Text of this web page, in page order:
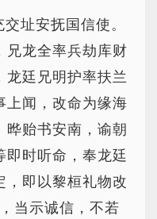
址安抚国信使。
兄龙全率兵劫库财
龙廷兄明护率扶兰
上闻，改命为缘海
晔贻书安南，谕朝
即时听命，奉龙廷
，即以黎桓礼物改
当示诚信，不若